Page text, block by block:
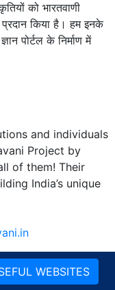
को भारतवाणी
किया है। हम इनके
पोर्टल के निर्माण में
and individuals
Project by
of them! Their
India’s unique
WEBSITES